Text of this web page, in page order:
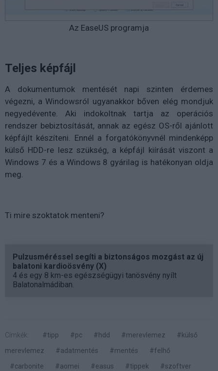
Az EaseUS programja
Teljes képfájl
A dokumentumok mentését napi szinten érdemes
végezni, a Windowsról ugyanakkor bőven elég mondjuk
negyedévente. Aki indokoltnak tartja az operációs
rendszer bebiztosítását, annak az egész OS-ről ajánlott
képfájlt készíteni. Ennél a forgatókönyvnél mindenképp
külső HDD-re lesz szükség, a képfájl kiírását viszont a
Windows 7 és a Windows 8 gyárilag is hatékonyan oldja
meg.
Ti mire szoktatok menteni?
Pulzusméréssel segíti a biztonságos mozgást az új
balatoni kardioösvény (X)
4 és egy 8 km-es egészségügyi tanösvény nyílt
Balatonalmádiban.
Címkék: #tipp #pc #hdd #merevlemez
#külső
merevlemez
#adatmentés #mentés
#felhő
#carbonite
#aomei #easus #tippek #szoftver